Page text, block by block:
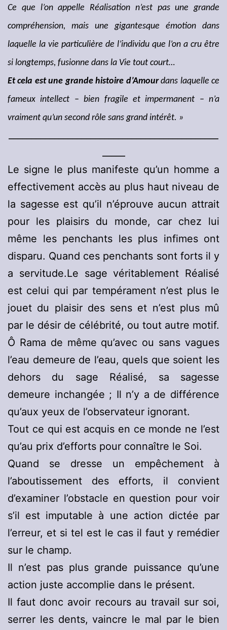
Ce que l’on appelle Réalisation n’est pas une grande
compréhension, mais une gigantesque émotion dans
laquelle la vie particulière de l’individu que l’on a cru être
si longtemps, fusionne dans la Vie tout court…
Et cela est une grande histoire d’Amourdans laquelle ce
fameux intellect – bien fragile et impermanent – n’a
vraiment qu’un second rôle sans grand intérêt. »
Le signe le plus manifeste qu’un homme a
effectivement accès au plus haut niveau de
la sagesse est qu’il n’éprouve aucun attrait
pour les plaisirs du monde, car chez lui
même les penchants les plus infimes ont
disparu. Quand ces penchants sont forts il y
a servitude.Le sage véritablement Réalisé
est celui qui par tempérament n’est plus le
jouet du plaisir des sens et n’est plus mû
par le désir de célébrité, ou tout autre motif.
Ô Rama de même qu’avec ou sans vagues
l’eau demeure de l’eau, quels que soient les
dehors du sage Réalisé, sa sagesse
demeure inchangée ; Il n’y a de différence
qu’aux yeux de l’observateur ignorant.
Tout ce qui est acquis en ce monde ne l’est
qu’au prix d’efforts pour connaître le Soi.
Quand se dresse un empêchement à
l’aboutissement des efforts, il convient
d’examiner l’obstacle en question pour voir
s’il est imputable à une action dictée par
l’erreur, et si tel est le cas il faut y remédier
sur le champ.
Il n’est pas plus grande puissance qu’une
action juste accomplie dans le présent.
Il faut donc avoir recours au travail sur soi,
serrer les dents, vaincre le mal par le bien